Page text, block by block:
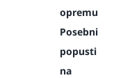
opremu
Posebni
popusti
na